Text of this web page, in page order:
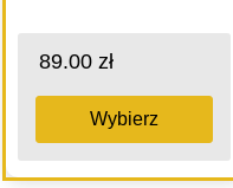
89.00 zł
Wybierz